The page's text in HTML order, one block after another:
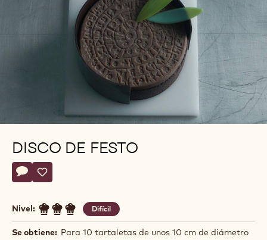
DISCO DE FESTO
Actions
Escriba un comentario
- Disco de Festo
Guardar
- Disco de Festo
Nivel: Difícil
Se obtiene: Para 10 tartaletas de unos 10 cm de diámetro